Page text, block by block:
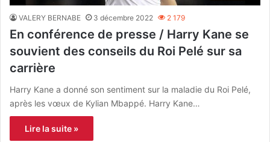
VALERY BERNABE 3 décembre 2022 2 179
En conférence de presse / Harry Kane se
souvient des conseils du Roi Pelé sur sa
carrière
Harry Kane a donné son sentiment sur la maladie du Roi Pelé,
après les vœux de Kylian Mbappé. Harry Kane…
Lire la suite »